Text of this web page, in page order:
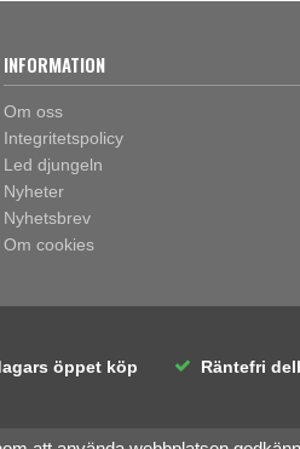
INFORMATION
Om oss
Integritetspolicy
Led djungeln
Nyheter
Nyhetsbrev
Om cookies
öppet köp Räntefri